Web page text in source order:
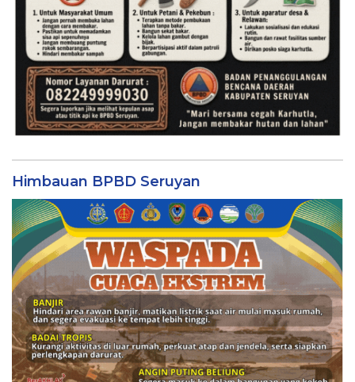
Himbauan BPBD Seruyan